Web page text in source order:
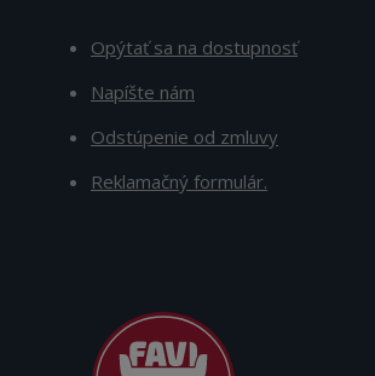
Opýtať sa na dostupnosť
Napíšte nám
Odstúpenie od zmluvy
Reklamačný formulár.